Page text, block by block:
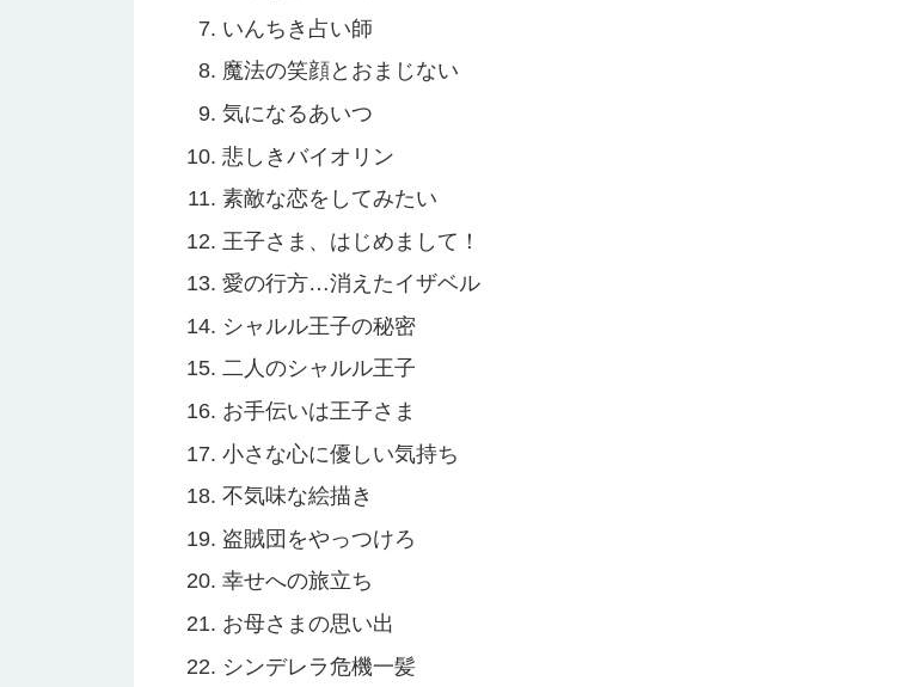
いんちき占い師
魔法の笑顔とおまじない
気になるあいつ
悲しきバイオリン
素敵な恋をしてみたい
王子さま、はじめまして！
愛の行方…消えたイザベル
シャルル王子の秘密
二人のシャルル王子
お手伝いは王子さま
小さな心に優しい気持ち
不気味な絵描き
盗賊団をやっつけろ
幸せへの旅立ち
お母さまの思い出
シンデレラ危機一髪